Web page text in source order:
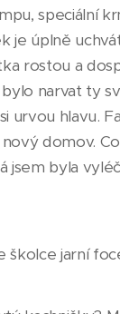
speciální
je úplně
rostou a
narvat ty
urvou hlavu.
domov.
jsem byla
školce jarní